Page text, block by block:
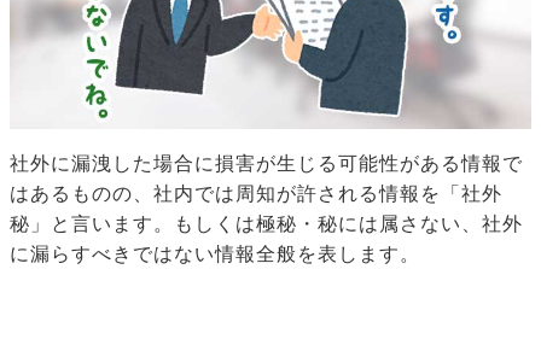
社外に漏洩した場合に損害が生じる可能性がある情報で
はあるものの、社内では周知が許される情報を「社外
秘」と言います。もしくは極秘・秘には属さない、社外
に漏らすべきではない情報全般を表します。